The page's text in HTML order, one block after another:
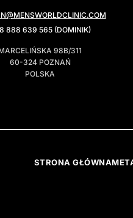
888 639 565 (DOMINIK)
98B/311
60-324 POZNAŃ
POLSKA
STRONA GŁÓWNA